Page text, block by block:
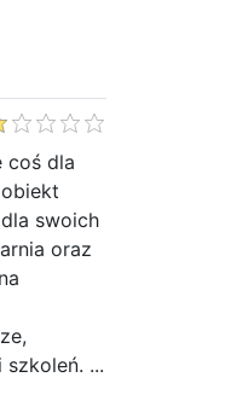
coś dla
swoich
oraz
...